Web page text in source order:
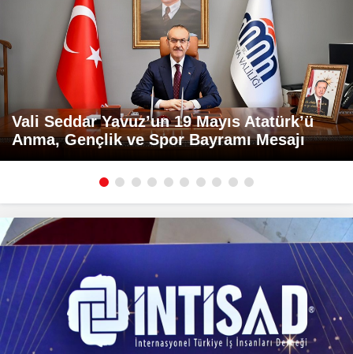
Vali Seddar Yavuz’un 19 Mayıs Atatürk’ü
Anma, Gençlik ve Spor Bayramı Mesajı